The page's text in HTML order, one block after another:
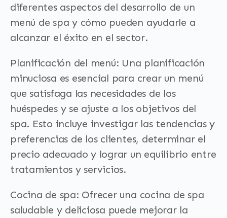
diferentes aspectos del desarrollo de un
menú de spa y cómo pueden ayudarle a
alcanzar el éxito en el sector.
Planificación del menú: Una planificación
minuciosa es esencial para crear un menú
que satisfaga las necesidades de los
huéspedes y se ajuste a los objetivos del
spa. Esto incluye investigar las tendencias y
preferencias de los clientes, determinar el
precio adecuado y lograr un equilibrio entre
tratamientos y servicios.
Cocina de spa: Ofrecer una cocina de spa
saludable y deliciosa puede mejorar la